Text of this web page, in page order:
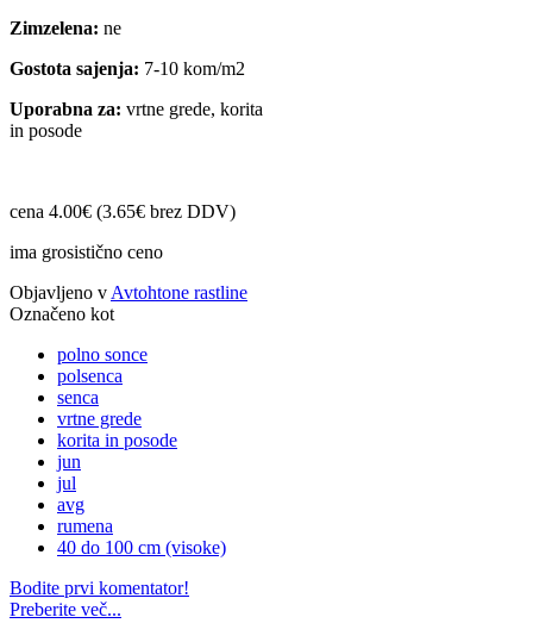
Zimzelena: ne
Gostota sajenja: 7-10 kom/m2
Uporabna za: vrtne grede, korita
in posode
cena 4.00€ (3.65€ brez DDV)
ima grosistično ceno
Objavljeno v Avtohtone rastline
Označeno kot
polno sonce
polsenca
senca
vrtne grede
korita in posode
jun
jul
avg
rumena
40 do 100 cm (visoke)
Bodite prvi komentator!
Preberite več...